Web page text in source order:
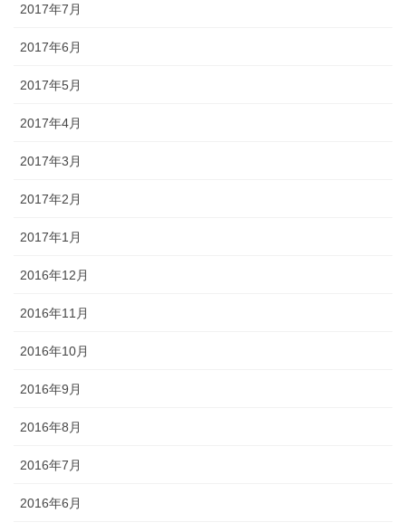
2017年7月
2017年6月
2017年5月
2017年4月
2017年3月
2017年2月
2017年1月
2016年12月
2016年11月
2016年10月
2016年9月
2016年8月
2016年7月
2016年6月